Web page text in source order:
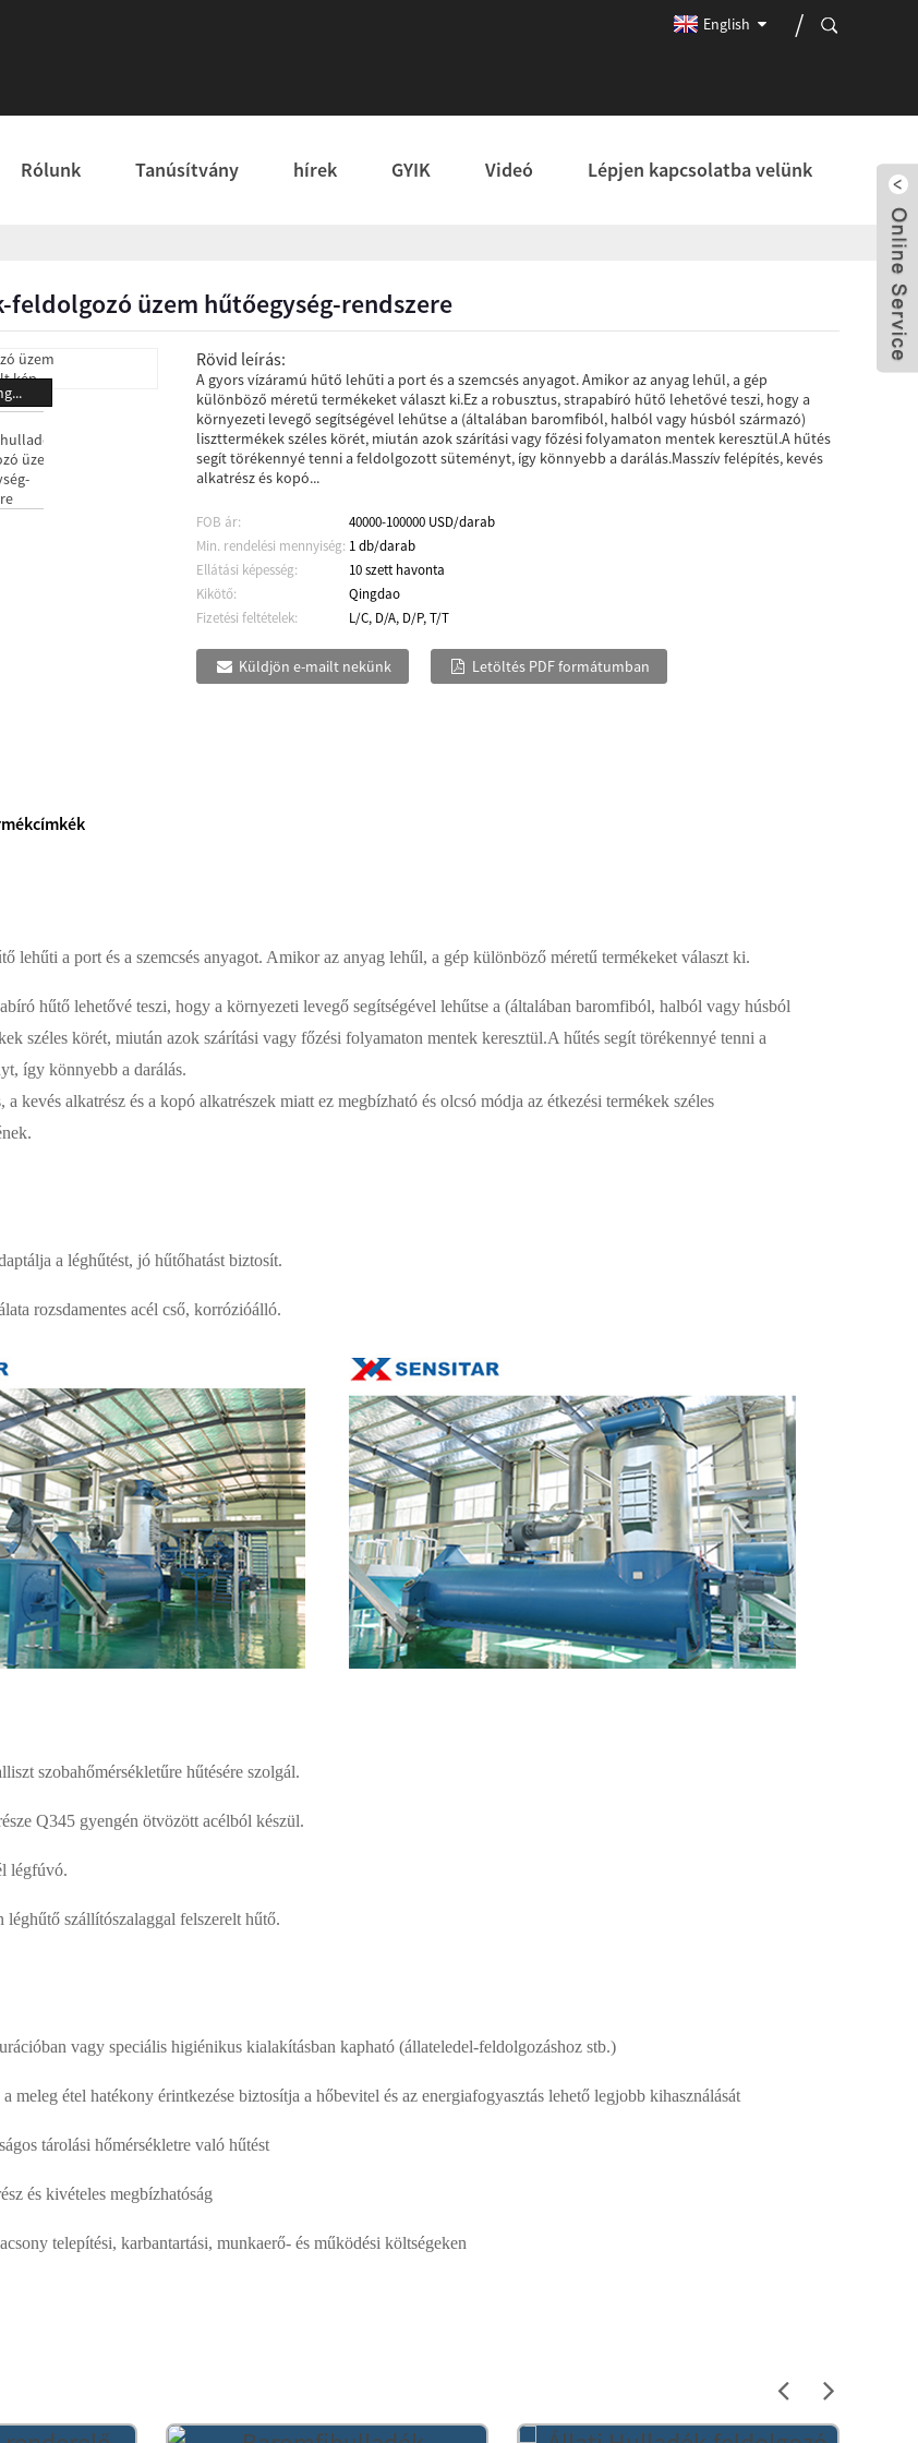
English
Rólunk Tanúsítvány hírek GYIK Videó Lépjen kapcsolatba velünk
üzem hűtőegység-rendszere
Rövid leírás:
A gyors vízáramú hűtő lehűti a port és a szemcsés anyagot. Amikor az anyag lehűl, a gép
különböző méretű termékeket választ ki.Ez a robusztus, strapabíró hűtő lehetővé teszi, hogy a
környezeti levegő segítségével lehűtse a (általában baromfiból, halból vagy húsból származó)
liszttermékek széles körét, miután azok szárítási vagy főzési folyamaton mentek keresztül.A hűtés
segít törékennyé tenni a feldolgozott süteményt, így könnyebb a darálás.Masszív felépítés, kevés
alkatrész és kopó...
FOB ár:
40000-100000 USD/darab
Min. rendelési mennyiség: 1 db/darab
Ellátási képesség:
10 szett havonta
Kikötő:
Qingdao
Fizetési feltételek:
L/C, D/A, D/P, T/T
Küldjön e-mailt nekünk Letöltés PDF formátumban
lehűti a port és a szemcsés anyagot. Amikor az anyag lehűl, a gép különböző méretű termékeket választ ki.
hűtő lehetővé teszi, hogy a környezeti levegő segítségével lehűtse a (általában baromfiból, halból vagy húsból
széles körét, miután azok szárítási vagy főzési folyamaton mentek keresztül.A hűtés segít törékennyé tenni a
így könnyebb a darálás.
a kevés alkatrész és a kopó alkatrészek miatt ez megbízható és olcsó módja az étkezési termékek széles
a léghűtést, jó hűtőhatást biztosít.
rozsdamentes acél cső, korrózióálló.
szobahőmérsékletűre hűtésére szolgál.
Q345 gyengén ötvözött acélból készül.
légfúvó.
szállítószalaggal felszerelt hűtő.
vagy speciális higiénikus kialakításban kapható (állateledel-feldolgozáshoz stb.)
meleg étel hatékony érintkezése biztosítja a hőbevitel és az energiafogyasztás lehető legjobb kihasználását
tárolási hőmérsékletre való hűtést
és kivételes megbízhatóság
telepítési, karbantartási, munkaerő- és működési költségeken